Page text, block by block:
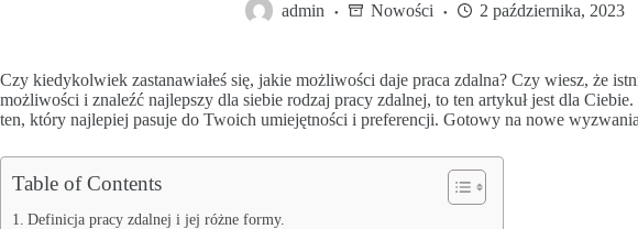
admin Nowości 2 października, 2023
Czy kiedykolwiek zastanawiałeś się, jakie możliwości daje praca zdalna? Czy wiesz, że
możliwości i znaleźć najlepszy dla siebie rodzaj pracy zdalnej, to ten artykuł jest dla
ten, który najlepiej pasuje do Twoich umiejętności i preferencji. Gotowy na nowe
Table of Contents
Definicja pracy zdalnej i jej różne formy.